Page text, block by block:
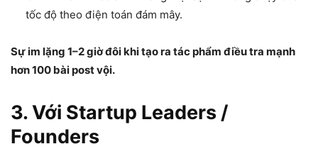
tốc độ theo điện toán đám mây.
Sự im lặng 1–2 giờ đôi khi tạo ra tác phẩm điều tra mạnh
hơn 100 bài post vội.
3. Với Startup Leaders /
Founders